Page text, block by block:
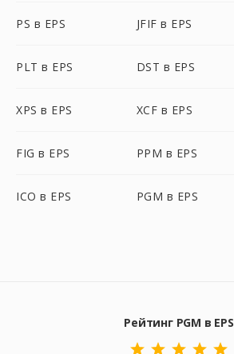
PS в EPS JFIF в EPS
PLT в EPS DST в EPS
XPS в EPS XCF в EPS
FIG в EPS PPM в EPS
ICO в EPS PGM в EPS
Рейтинг PGM в EPS